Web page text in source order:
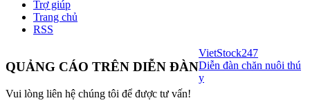
Trợ giúp
Trang chủ
RSS
QUẢNG CÁO TRÊN DIỄN ĐÀN
Vui lòng liên hệ chúng tôi để được tư vấn!
VietStock247
Diễn đàn chăn nuôi thú
y